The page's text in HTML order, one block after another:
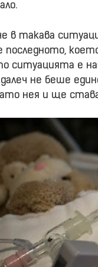
в такава
последното,
ситуацията е
далеч не беше
нея и ще